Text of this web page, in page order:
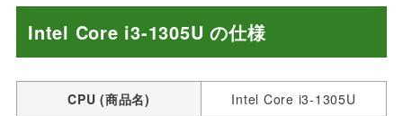
Intel Core i3-1305U の仕様
CPU (商品名) Intel Core i3-1305U